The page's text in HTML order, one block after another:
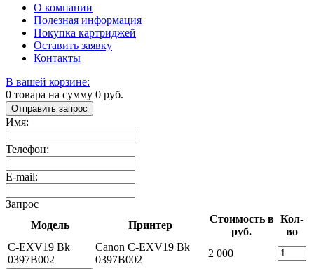
О компании
Полезная информация
Покупка картриджей
Оставить заявку
Контакты
В вашей корзине:
0 товара на сумму 0 руб.
Отправить запрос
Имя:
Телефон:
E-mail:
Запрос
Модель
Принтер
Стоимость в
руб.
Кол-
во
C-EXV19 Bk
0397B002
Canon C-EXV19 Bk
0397B002
2 000